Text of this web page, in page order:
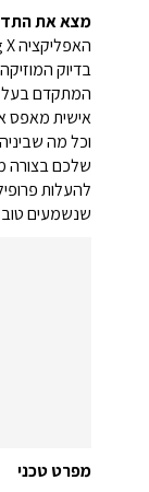
מצא את
בדיוק
אישית מאפס
וכל מה
להעלות
שנשמעים
מפרט טכני